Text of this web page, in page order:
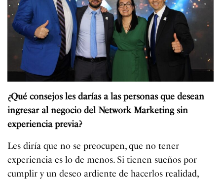
¿Qué consejos les darías a las personas que desean
ingresar al negocio del Network Marketing sin
experiencia previa?
Les diría que no se preocupen, que no tener
experiencia es lo de menos. Si tienen sueños por
cumplir y un deseo ardiente de hacerlos realidad,